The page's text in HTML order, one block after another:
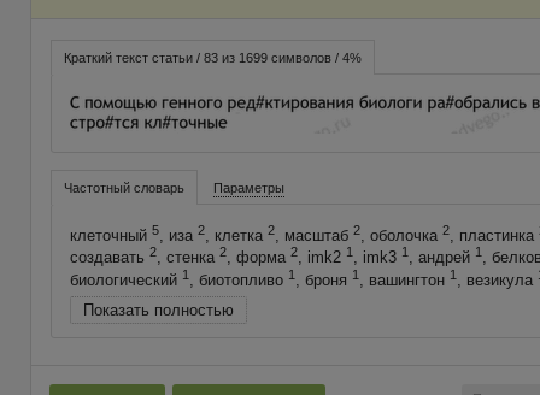
Краткий текст статьи / 83 из 1699 символов / 4%
Частотный словарь Параметры
клеточный 5, иза 2, клетка 2, масштаб 2, оболочка 2, пластинка
создавать 2, стенка 2, форма 2, imk2 1, imk3 1, андрей 1,
биологический 1, биотопливо 1, броня 1, вашингтон 1, везикула
Показать полностью